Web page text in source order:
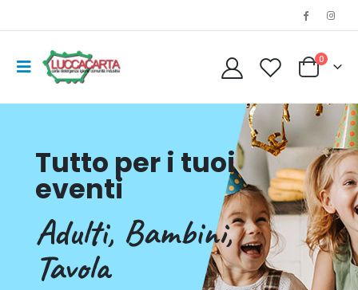
0
Tutto per i tuoi
eventi
Adulti, Bambini,
Tavola